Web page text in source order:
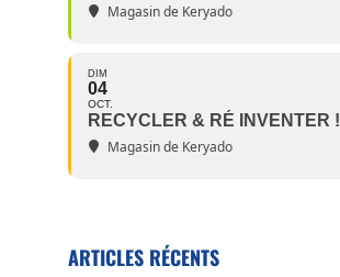
Magasin de Keryado
DIM
04
OCT.
RECYCLER & RÉ INVENTER !
Magasin de Keryado
ARTICLES RÉCENTS